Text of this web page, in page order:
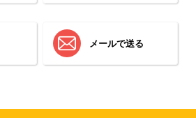
メールで送る